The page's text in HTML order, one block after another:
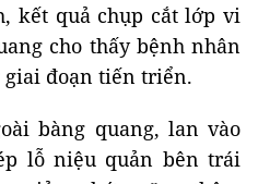
kết quả chụp cắt lớp vi
cho thấy bệnh nhân
đoạn tiến triển.
bàng quang, lan vào
lỗ niệu quản bên trái